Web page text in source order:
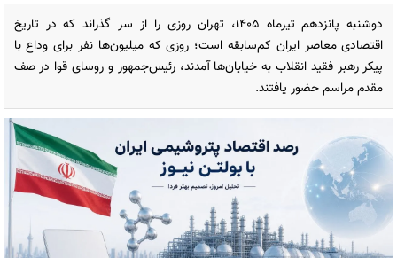
دوشنبه پانزدهم تیرماه ۱۴۰۵، تهران روزی را از سر گذراند که در تاریخ
اقتصادی معاصر ایران کم‌سابقه است؛ روزی که میلیون‌ها نفر برای وداع با
پیکر رهبر فقید انقلاب به خیابان‌ها آمدند، رئیس‌جمهور و روسای قوا در صف
مقدم مراسم حضور یافتند.